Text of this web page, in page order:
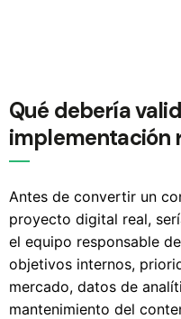
Qué debería
implementación
Antes de convertir un
proyecto digital real,
el equipo responsable
objetivos internos,
mercado, datos de
mantenimiento del